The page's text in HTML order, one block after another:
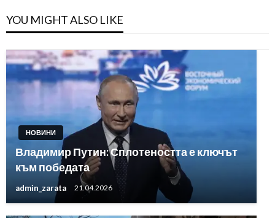
YOU MIGHT ALSO LIKE
НОВИНИ
Владимир Путин: Сплотеността е ключът
към победата
admin_zarata 21.04.2026